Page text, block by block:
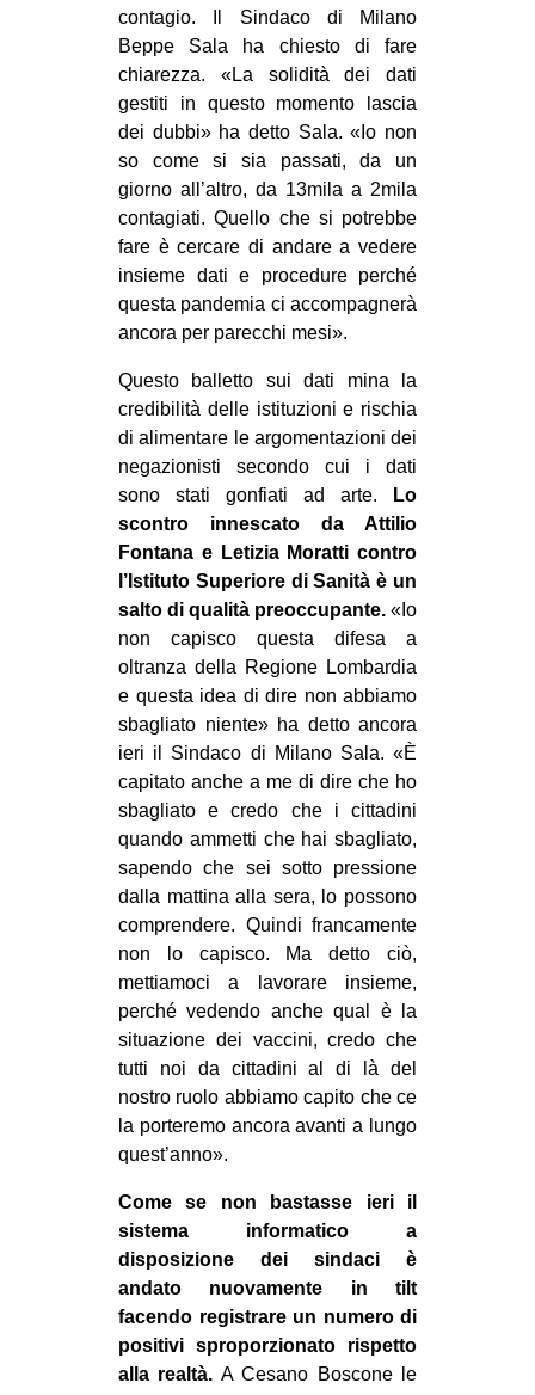
RECENSIONI
INTERNAZIONALE
AFRICA
ESTREMO ORIENTE
EUROPA
MEDIO ORIENTE
MONDO
in
Fb
tw
bsky
SEARCH
contagio. Il Sindaco di Milano
Beppe Sala ha chiesto di fare
chiarezza. «La solidità dei dati
gestiti in questo momento lascia
dei dubbi» ha detto Sala. «Io non
so come si sia passati, da un
giorno all’altro, da 13mila a 2mila
contagiati. Quello che si potrebbe
fare è cercare di andare a vedere
insieme dati e procedure perché
questa pandemia ci accompagnerà
ancora per parecchi mesi».
Questo balletto sui dati mina la
credibilità delle istituzioni e rischia
di alimentare le argomentazioni dei
negazionisti secondo cui i dati
sono stati gonfiati ad arte.
Lo
scontro innescato da Attilio
Fontana e Letizia Moratti contro
l’Istituto Superiore di Sanità è un
salto di qualità preoccupante. «Io
non capisco questa difesa a
oltranza della Regione Lombardia
e questa idea di dire non abbiamo
sbagliato niente» ha detto ancora
ieri il Sindaco di Milano Sala. «È
capitato anche a me di dire che ho
sbagliato e credo che i cittadini
quando ammetti che hai sbagliato,
sapendo che sei sotto pressione
dalla mattina alla sera, lo possono
comprendere. Quindi francamente
non lo capisco. Ma detto ciò,
mettiamoci a lavorare insieme,
perché vedendo anche qual è la
situazione dei vaccini, credo che
tutti noi da cittadini al di là del
nostro ruolo abbiamo capito che ce
la porteremo ancora avanti a lungo
quest’anno».
Come se non bastasse ieri il
sistema informatico a
disposizione dei sindaci è
andato nuovamente in tilt
facendo registrare un numero di
positivi sproporzionato rispetto
alla realtà. A Cesano Boscone le